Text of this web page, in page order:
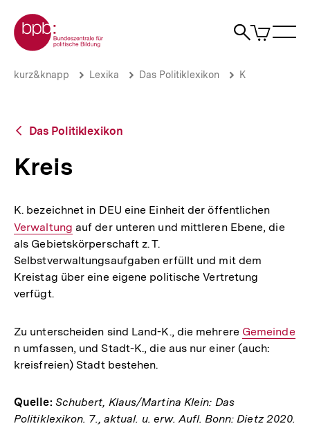
zum
Seiteninhalt
springen
Zur Startseite der bpb
Suche
Artikel
im
Kreis
Brotkrümelnavigation
Pfadnavigation
kurz&knapp Lexika Das Politiklexikon K
Zurück
Übersicht
Das Politiklexikon
Kreis
K. bezeichnet in DEU eine Einheit der öffentlichen
Link:
Verwaltung auf der unteren und mittleren Ebene, die
als Gebietskörperschaft z. T.
Selbstverwaltungsaufgaben erfüllt und mit dem
Kreistag über eine eigene politische Vertretung
verfügt.
Zu unterscheiden sind Land-K., die mehrere Interner
Link:
Gemeinde
n umfassen, und Stadt-K., die aus nur einer (auch:
kreisfreien) Stadt bestehen.
Quelle: Schubert, Klaus/Martina Klein: Das
Politiklexikon. 7., aktual. u. erw. Aufl. Bonn: Dietz 2020.